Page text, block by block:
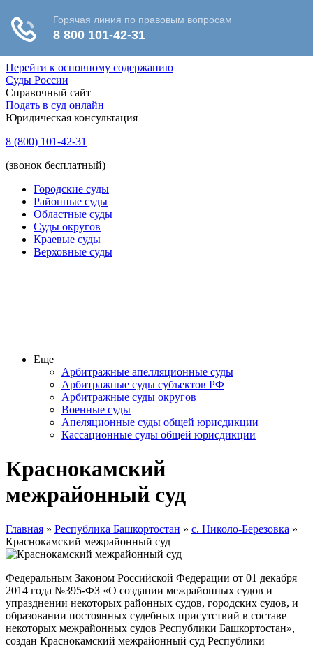
Перейти к основному содержанию
Суды России
Справочный сайт
Подать в суд онлайн
Юридическая консультация
8 (800) 101-42-31
(звонок бесплатный)
Городские суды
Районные суды
Областные суды
Суды округов
Краевые суды
Верховные суды
Еще
Арбитражные апелляционные суды
Арбитражные суды субъектов РФ
Арбитражные суды округов
Военные суды
Апеляционные суды общей юрисдикции
Кассационные суды общей юрисдикции
Краснокамский
межрайонный суд
Главная » Республика Башкортостан » с. Николо-Березовка »
Краснокамский межрайонный суд
Федеральным Законом Российской Федерации от 01 декабря
2014 года №395-ФЗ «О создании межрайонных судов и
упразднении некоторых районных судов, городских судов, и
образовании постоянных судебных присутствий в составе
некоторых межрайонных судов Республики Башкортостан»,
создан Краснокамский межрайонный суд Республики